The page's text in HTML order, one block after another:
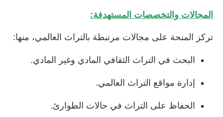
المجالات والتخصصات المستهدفة:
تركز المنحة على مجالات مرتبطة بالتراث العالمي، منها:
البحث في التراث الثقافي المادي وغير المادي.
إدارة مواقع التراث العالمي.
الحفاظ على التراث في حالات الطوارئ.